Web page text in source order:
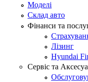
Моделі
Склад авто
Фінанси та
Лізинг
Hyundai
Сервіс та